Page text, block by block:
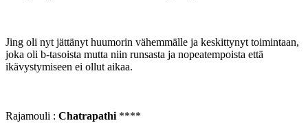
Jing oli nyt jättänyt huumorin vähemmälle ja keskittynyt toimintaan,
joka oli b-tasoista mutta niin runsasta ja nopeatempoista että
ikävystymiseen ei ollut aikaa.
Rajamouli : Chatrapathi ****